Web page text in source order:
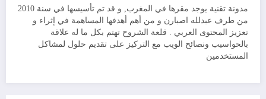
مدونة تقنية يوجد مقرها في المغرب, و قد تم تأسيسها في سنة 2010
من طرف عبدلله اصبارن و من أهم أهدفها المساهمة في إثراء و
تعزيز المحتوى العربي . قلعة الشروح تهتم بكل ما له علاقة
بالحواسيب ونصائح الويب مع التركيز على تقديم حلول لمشاكل
المستخدمين